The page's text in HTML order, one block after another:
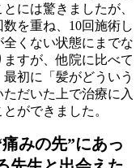
には驚きましたが、
を重ね、10回施術し
くない状態にまでな
すが、他院に比べて
初に「髪がどういう
だいた上で治療に入
ができました。
みの先”にあっ